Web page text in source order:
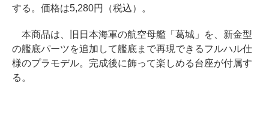
する。価格は5,280円（税込）。
本商品は、旧日本海軍の航空母艦「葛城」を、新金型
の艦底パーツを追加して艦底まで再現できるフルハル仕
様のプラモデル。完成後に飾って楽しめる台座が付属す
る。